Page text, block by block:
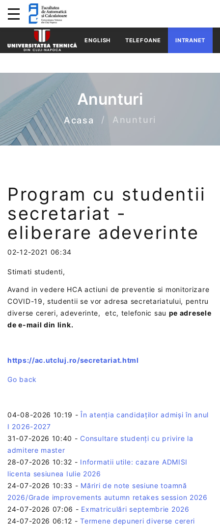
ENGLISH TELEFOANE INTRANET
Anunturi
Acasa Anunturi
Program cu studentii
secretariat -
eliberare adeverinte
02-12-2021 06:34
Stimati studenti,
Avand in vedere HCA actiuni de preventie si monitorizare
COVID-19, studentii se vor adresa secretariatului, pentru
diverse cereri, adeverinte, etc, telefonic sau pe adresele
de e-mail din link.
https://ac.utcluj.ro/secretariat.html
Go back
04-08-2026 10:19 -În atenția candidaților admiși în anul
I 2026-2027
31-07-2026 10:40 - Consultare studenți cu privire la
admitere master
28-07-2026 10:32 - Informatii utile: cazare ADMISI
licenta sesiunea Iulie 2026
24-07-2026 10:33 - Măriri de note sesiune toamnă
2026/Grade improvements autumn retakes session 2026
24-07-2026 07:06 - Exmatriculări septembrie 2026
24-07-2026 06:12 -Termene depuneri diverse cereri